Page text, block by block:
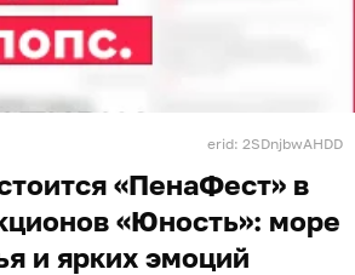
erid: 2SDnjbwAHDD
«ПенаФест» в
«Юность»: море
и ярких эмоций